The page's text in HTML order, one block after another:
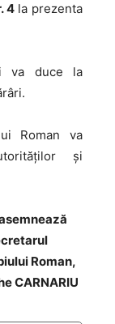
4la prezenta
va duce la
Roman va
şi
Roman,
CARNARIU